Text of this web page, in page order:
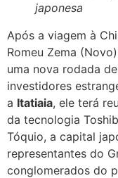
japonesa
Após a viagem à
Romeu Zema
uma nova rodada
investidores
a Itatiaia, ele terá
da tecnologia
Tóquio, a capital
representantes do
conglomerados do